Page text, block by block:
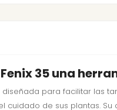
35 una
para facilitar las
cuidado de sus plantas.